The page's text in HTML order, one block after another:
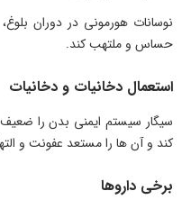
نوسانات هورمونی در دوران
حساس و ملتهب کند.
استعمال دخانیات و دخانیات
سیگار سیستم ایمنی بدن را
کند و آن ها را مستعد عفونت و
برخی داروها